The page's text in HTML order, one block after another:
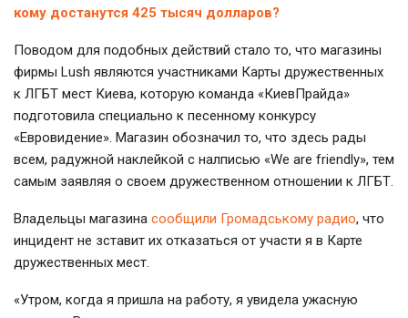
кому достанутся 425 тысяч долларов?
Поводом для подобных действий стало то, что магазины
фирмы Lush являются участниками Карты дружественных
к ЛГБТ мест Киева, которую команда «КиевПрайда»
подготовила специально к песенному конкурсу
«Евровидение». Магазин обозначил то, что здесь рады
всем, радужной наклейкой с налписью «We are friendly», тем
самым заявляя о своем дружественном отношении к ЛГБТ.
Владельцы магазина сообщили Громадському радио, что
инцидент не зставит их отказаться от участи я в Карте
дружественных мест.
«Утром, когда я пришла на работу, я увидела ужасную